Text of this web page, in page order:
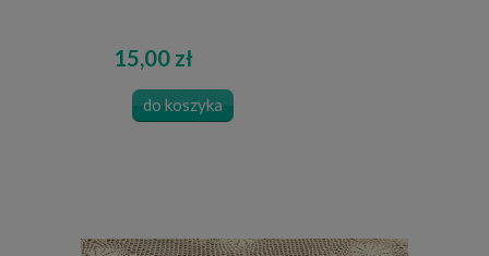
15,00 zł
do koszyka